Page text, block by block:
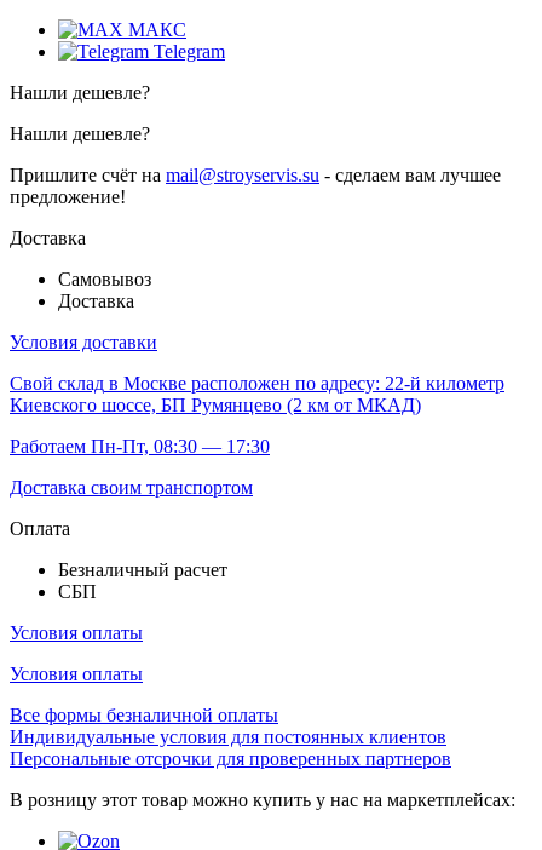
МАКС
Telegram
Нашли дешевле?
Нашли дешевле?
Пришлите счёт на mail@stroyservis.su - сделаем вам лучшее
предложение!
Доставка
Самовывоз
Доставка
Условия доставки
Свой склад в Москве расположен по адресу: 22-й километр
Киевского шоссе, БП Румянцево (2 км от МКАД)
Работаем Пн-Пт, 08:30 — 17:30
Доставка своим транспортом
Оплата
Безналичный расчет
СБП
Условия оплаты
Условия оплаты
Все формы безналичной оплаты
Индивидуальные условия для постоянных клиентов
Персональные отсрочки для проверенных партнеров
В розницу этот товар можно купить у нас на маркетплейсах: